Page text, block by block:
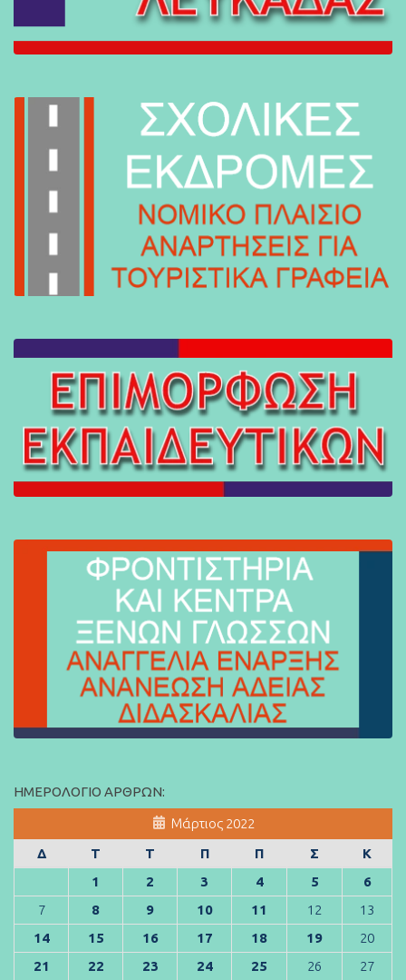
ΗΜΕΡΟΛΌΓΙΟ ΆΡΘΡΩΝ:
Μάρτιος 2022
Δ
Τ Τ Π Π Σ
Κ
1
2 3 4 5
6
7
8 9 10 11 12
13
14
15 16 17 18 19
20
21
22 23 24 25 26 27